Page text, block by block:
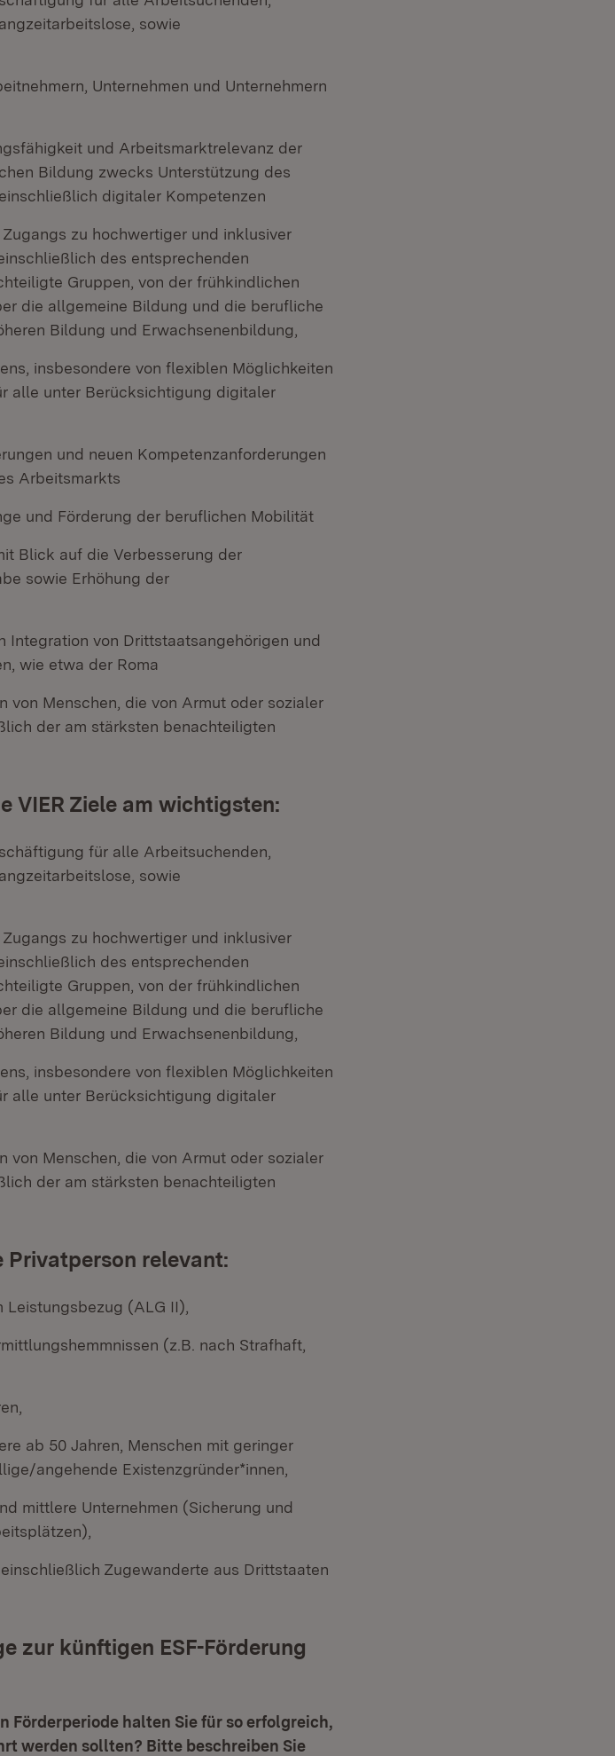
sowie
Unternehmen und Unternehmern
und Arbeitsmarktrelevanz der
Bildung zwecks Unterstützung des
digitaler Kompetenzen
zu hochwertiger und inklusiver
des entsprechenden
Gruppen, von der frühkindlichen
die allgemeine Bildung und die berufliche
Bildung und Erwachsenenbildung,
insbesondere von flexiblen Möglichkeiten
alle unter Berücksichtigung digitaler
und neuen Kompetenzanforderungen
Arbeitsmarkts
und Förderung der beruflichen Mobilität
Blick auf die Verbesserung der
sowie Erhöhung der
Integration von Drittstaatsangehörigen und
wie etwa der Roma
von Menschen, die von Armut oder sozialer
der am stärksten benachteiligten
VIER Ziele am wichtigsten:
für alle Arbeitsuchenden,
sowie
zu hochwertiger und inklusiver
des entsprechenden
Gruppen, von der frühkindlichen
die allgemeine Bildung und die berufliche
Bildung und Erwachsenenbildung,
insbesondere von flexiblen Möglichkeiten
alle unter Berücksichtigung digitaler
von Menschen, die von Armut oder sozialer
der am stärksten benachteiligten
Privatperson relevant:
(ALG II),
(z.B. nach Strafhaft,
ab 50 Jahren, Menschen mit geringer
angehende Existenzgründer*innen,
mittlere Unternehmen (Sicherung und
Zugewanderte aus Drittstaaten
zur künftigen ESF-Förderung
Förderperiode halten Sie für so erfolgreich,
werden sollten? Bitte beschreiben Sie